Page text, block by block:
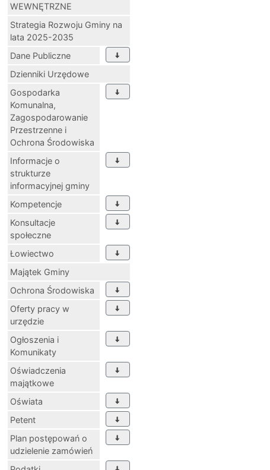
WEWNĘTRZNE
Strategia Rozwoju Gminy na
lata 2025-2035
Dane Publiczne
Dzienniki Urzędowe
Gospodarka
Komunalna,
Zagospodarowanie
Przestrzenne i
Ochrona Środowiska
Informacje o
strukturze
informacyjnej gminy
Kompetencje
Konsultacje
społeczne
Łowiectwo
Majątek Gminy
Ochrona Środowiska
Oferty pracy w
urzędzie
Ogłoszenia i
Komunikaty
Oświadczenia
majątkowe
Oświata
Petent
Plan postępowań o
udzielenie zamówień